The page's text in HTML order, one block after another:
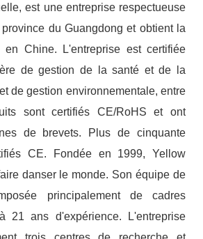
est une entreprise respectueuse
du Guangdong et obtient la
en Chine. L'entreprise est certifiée
de gestion de la santé et de la
de gestion environnementale, entre
sont certifiés CE/RoHS et ont
de brevets. Plus de cinquante
CE. Fondée en 1999, Yellow
danser le monde. Son équipe de
principalement de cadres
21 ans d'expérience. L'entreprise